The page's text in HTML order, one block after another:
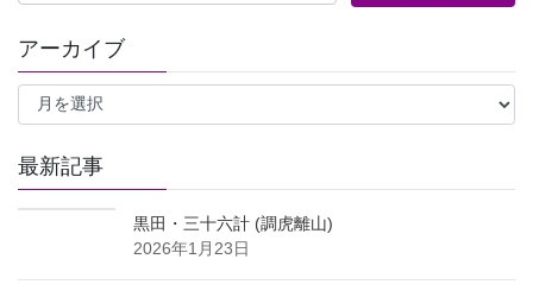
アーカイブ
ア
イ
ブ
最新記事
黒田・三十六計 (調虎離山)
2026年1月23日